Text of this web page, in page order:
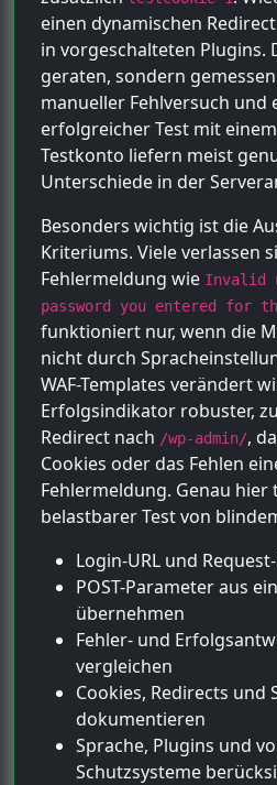
einen dynamischen
in vorgeschalteten Plugins.
geraten, sondern
manueller Fehlversuch und
erfolgreicher Test mit
Testkonto liefern meist
Unterschiede in der
Besonders wichtig ist die
Kriteriums. Viele verlassen
Fehlermeldung wie Invalid
password you entered for
funktioniert nur, wenn die
nicht durch
WAF-Templates verändert
Erfolgsindikator robuster,
Redirect nach /wp-admin/,
Cookies oder das Fehlen
Fehlermeldung. Genau hier
belastbarer Test von
Login-URL und
POST-Parameter aus
übernehmen
Fehler- und
vergleichen
Cookies, Redirects und
dokumentieren
Sprache, Plugins und
Schutzsysteme